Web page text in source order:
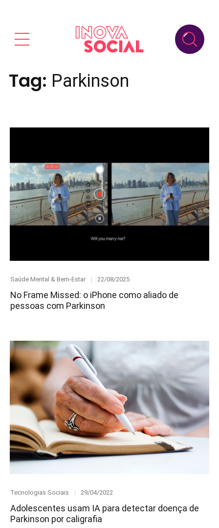
Tag: Parkinson
Category
Saúde Mental & Bem-Estar
Posted
22/08/2025
No Frame Missed: o iPhone como aliado de
pessoas com Parkinson
Category
Tecnologias Sociais
Posted
29/04/2022
Adolescentes usam IA para detectar doença de
Parkinson por caligrafia